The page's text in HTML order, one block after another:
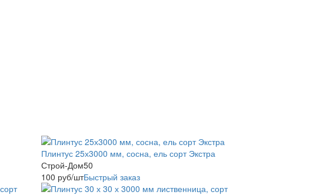
Плинтус 25х3000 мм, сосна, ель сорт Экстра
Строй-Дом50
100 руб/штБыстрый заказ